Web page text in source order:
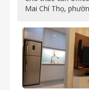
Mai Chí Thọ,